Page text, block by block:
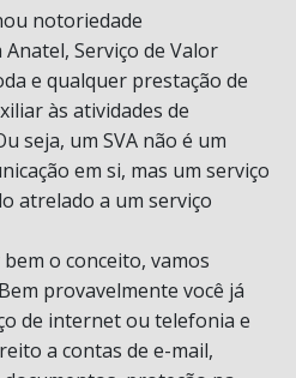
notoriedade
Serviço de Valor
e qualquer prestação de
às atividades de
seja, um SVA não é um
em si, mas um serviço
atrelado a um serviço
o conceito, vamos
provavelmente você já
de internet ou telefonia e
a contas de e-mail,